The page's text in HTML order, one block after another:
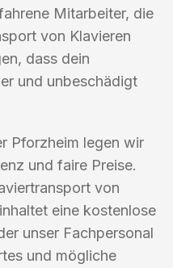
Mitarbeiter, die
von Klavieren
dass dein
und unbeschädigt
Pforzheim legen wir
und faire Preise.
von
eine kostenlose
unser Fachpersonal
und mögliche